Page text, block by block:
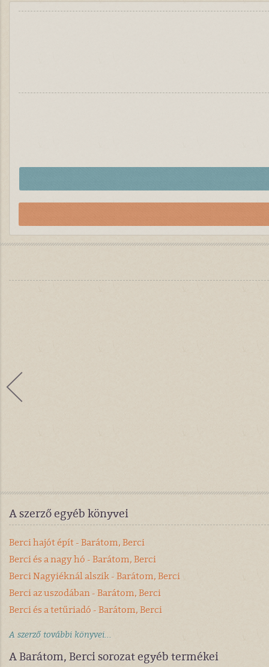
A szerző egyéb könyvei
Berci hajót épít - Barátom, Berci
Berci és a nagy hó - Barátom, Berci
Berci Nagyiéknál alszik - Barátom, Berci
Berci az uszodában - Barátom, Berci
Berci és a tetűriadó - Barátom, Berci
A szerző további könyvei...
A Barátom, Berci sorozat egyéb termékei